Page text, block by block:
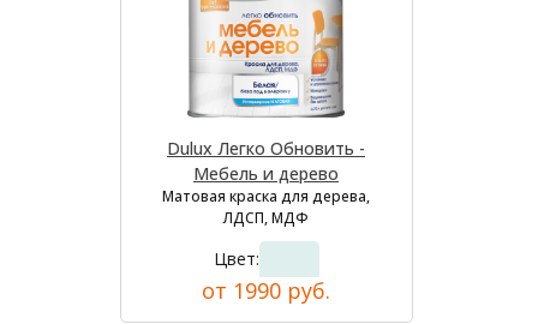
Dulux Легко Обновить -
Мебель и дерево
Матовая краска для дерева,
ЛДСП, МДФ
Цвет:
от 1990 руб.